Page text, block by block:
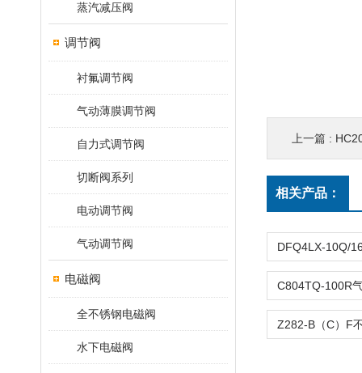
蒸汽减压阀
调节阀
衬氟调节阀
气动薄膜调节阀
自力式调节阀
切断阀系列
电动调节阀
气动调节阀
电磁阀
全不锈钢电磁阀
水下电磁阀
上一篇 :
相关产品：